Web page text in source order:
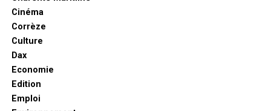
Cinéma
Corrèze
Culture
Dax
Economie
Edition
Emploi